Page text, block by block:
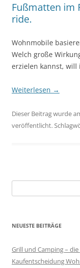
Fußmatten im
ride.
Wohnmobile
Welch große
erzielen kannst,
Weiterlesen →
Dieser Beitrag wurde
veröffentlicht.
u
NEUESTE BEITRÄGE
Grill und Camping –
Kaufentscheidung